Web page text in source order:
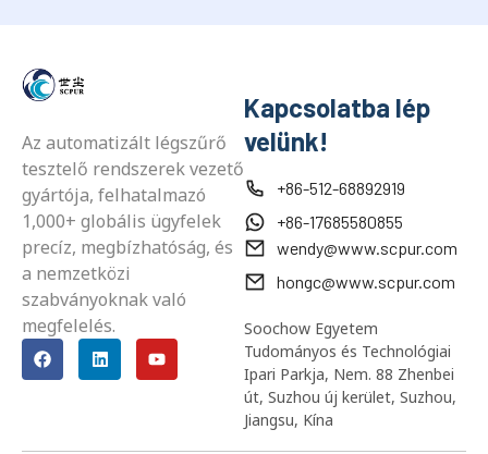
Az automatizált légszűrő
tesztelő rendszerek vezető
gyártója, felhatalmazó
1,000+ globális ügyfelek
precíz, megbízhatóság, és
a nemzetközi
szabványoknak való
megfelelés.
Kapcsolatba lép
velünk!
+86-512-68892919
+86-17685580855
wendy@www.scpur.com
hongc@www.scpur.com
Soochow Egyetem
Tudományos és Technológiai
Ipari Parkja, Nem. 88 Zhenbei
út, Suzhou új kerület, Suzhou,
Jiangsu, Kína